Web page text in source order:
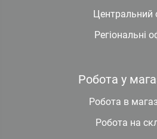
Центральний
Регіональні
Робота у
Робота в
Робота на